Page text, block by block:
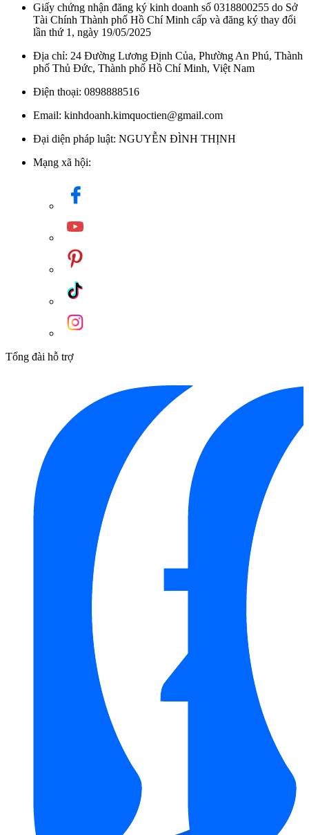
Giấy chứng nhận đăng ký kinh doanh số 0318800255 do Sở
Tài Chính Thành phố Hồ Chí Minh cấp và đăng ký thay đổi
lần thứ 1, ngày 19/05/2025
Địa chỉ: 24 Đường Lương Định Của, Phường An Phú, Thành
phố Thủ Đức, Thành phố Hồ Chí Minh, Việt Nam
Điện thoại: 0898888516
Email: kinhdoanh.kimquoctien@gmail.com
Đại diện pháp luật: NGUYỄN ĐÌNH THỊNH
Mạng xã hội:
Tổng đài hỗ trợ